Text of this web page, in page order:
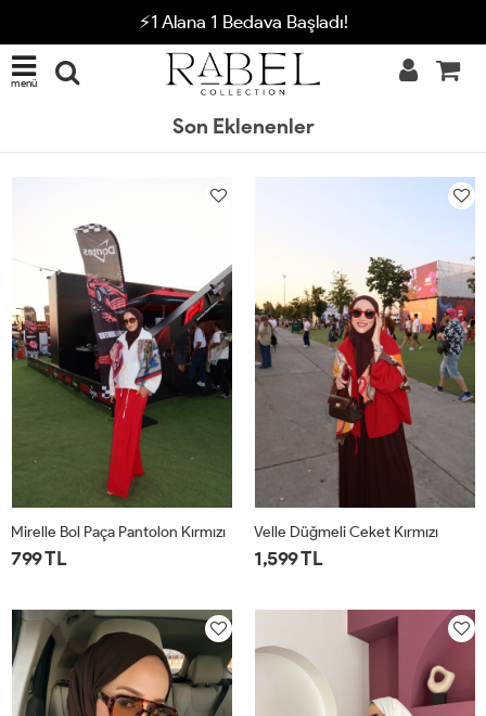
⚡1 Alana 1 Bedava Başladı!
menü
Son Eklenenler
Mirelle Bol Paça Pantolon Kırmızı
799 TL
Velle Düğmeli Ceket Kırmızı
1,599 TL